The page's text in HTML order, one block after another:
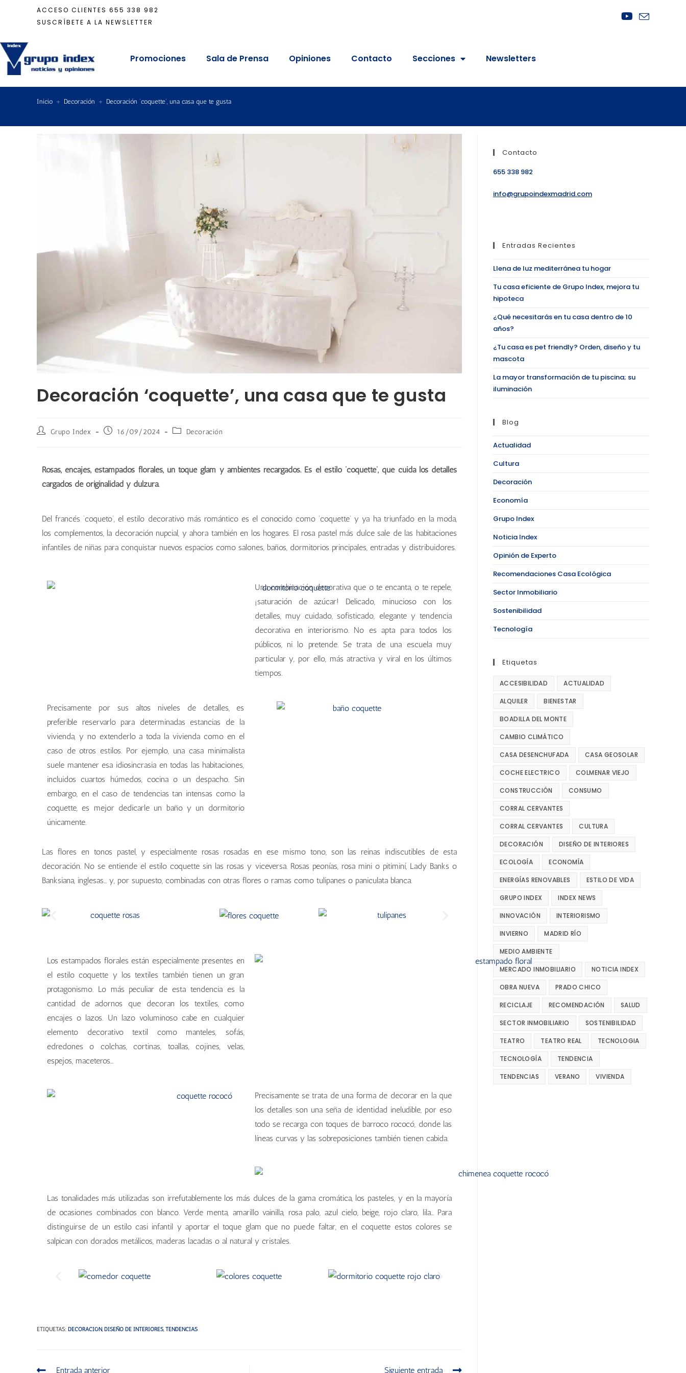
ACCESO CLIENTES 655 338 982
SUSCRÍBETE A LA NEWSLETTER
Promociones Sala de Prensa Opiniones Contacto Secciones Newsletters
Inicio + Decoración + Decoración ‘coquette’, una casa que te gusta
Decoración ‘coquette’, una casa que te gusta
Grupo Index 16/09/2024 Decoración
Rosas, encajes, estampados florales, un toque glam y ambientes recargados. Es el estilo ‘coquette’, que cuida los detalles
cargados de originalidad y dulzura.
Del francés ‘coqueto’, el estilo decorativo más romántico es el conocido como ‘coquette’ y ya ha triunfado en la moda,
los complementos, la decoración nupcial, y ahora también en los hogares. El rosa pastel más dulce sale de las habitaciones
infantiles de niñas para conquistar nuevos espacios como salones, baños, dormitorios principales, entradas y distribuidores.
Una combinación decorativa que o te encanta, o te repele,
¡saturación de azúcar! Delicado, minucioso con los
detalles, muy cuidado, sofisticado, elegante y tendencia
decorativa en interiorismo. No es apta para todos los
públicos, ni lo pretende. Se trata de una escuela muy
particular y, por ello, más atractiva y viral en los últimos
tiempos.
Precisamente por sus altos niveles de detalles, es
preferible reservarlo para determinadas estancias de la
vivienda, y no extenderlo a toda la vivienda como en el
caso de otros estilos. Por ejemplo, una casa minimalista
suele mantener esa idiosincrasia en todas las habitaciones,
incluidos cuartos húmedos, cocina o un despacho. Sin
embargo, en el caso de tendencias tan intensas como la
coquette, es mejor dedicarle un baño y un dormitorio
únicamente.
Las flores en tonos pastel, y especialmente rosas rosadas en ese mismo tono, son las reinas indiscutibles de esta
decoración. No se entiende el estilo coquette sin las rosas y viceversa. Rosas peonías, rosa mini o pitiminí, Lady Banks o
Banksiana, inglesas… y, por supuesto, combinadas con otras flores o ramas como tulipanes o paniculata blanca.
Los estampados florales están especialmente presentes en
el estilo coquette y los textiles también tienen un gran
protagonismo. Lo más peculiar de esta tendencia es la
cantidad de adornos que decoran los textiles, como
encajes o lazos. Un lazo voluminoso cabe en cualquier
elemento decorativo textil como manteles, sofás,
edredones o colchas, cortinas, toallas, cojines, velas,
espejos, maceteros…
Precisamente se trata de una forma de decorar en la que
los detalles son una seña de identidad ineludible, por eso
todo se recarga con toques de barroco rococó, donde las
líneas curvas y las sobreposiciones también tienen cabida.
Las tonalidades más utilizadas son irrefutablemente los más dulces de la gama cromática, los pasteles, y en la mayoría
de ocasiones combinados con blanco. Verde menta, amarillo vainilla, rosa palo, azul cielo, beige, rojo claro, lila... Para
distinguirse de un estilo casi infantil y aportar el toque glam que no puede faltar, en el coquette estos colores se
salpican con dorados metálicos, maderas lacadas o al natural y cristales.
ETIQUETAS: DECORACIÓN, DISEÑO DE INTERIORES TENDENCIAS
Entrada anterior Siguiente entrada
Contacto
655 338 982
info@grupoindexmadrid.com
Entradas Recientes
Llena de luz mediterránea tu hogar
Tu casa eficiente de Grupo Index, mejora tu
hipoteca
¿Qué necesitarás en tu casa dentro de 10
años?
¿Tu casa es pet friendly? Orden, diseño y tu
mascota
La mayor transformación de tu piscina; su
iluminación
Blog
Actualidad
Cultura
Decoración
Economía
Grupo Index
Noticia Index
Opinión de Experto
Recomendaciones Casa Ecológica
Sector Inmobiliario
Sostenibilidad
Tecnología
Etiquetas
ACCESIBILIDAD ACTUALIDAD
ALQUILER BIENESTAR
BOADILLA DEL MONTE
CAMBIO CLIMÁTICO
CASA DESENCHUFADA CASA GEOSOLAR
COCHE ELECTRICO COLMENAR VIEJO
CONSTRUCCIÓN CONSUMO
CORRAL CERVANTES
CORRAL CERVANTES CULTURA
DECORACIÓN DISEÑO DE INTERIORES
ECOLOGÍA ECONOMÍA
ENERGÍAS RENOVABLES ESTILO DE VIDA
GRUPO INDEX INDEX NEWS
INNOVACIÓN INTERIORISMO
INVIERNO MADRID RÍO
MEDIO AMBIENTE
MERCADO INMOBILIARIO NOTICIA INDEX
OBRA NUEVA PRADO CHICO
RECICLAJE RECOMENDACIÓN SALUD
SECTOR INMOBILIARIO SOSTENIBILIDAD
TEATRO TEATRO REAL TECNOLOGIA
TECNOLOGÍA TENDENCIA
TENDENCIAS VERANO VIVIENDA